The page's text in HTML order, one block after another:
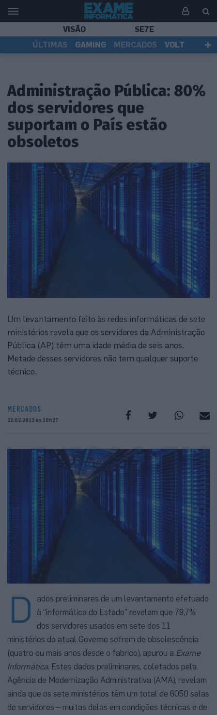
VISÃO
SE7E
ÚLTIMAS
GAMING MERCADOS
VOLT
Administração Pública: 80%
dos servidores que
suportam o País estão
obsoletos
Um levantamento feito às redes informáticas de sete
ministérios revela que os servidores da Administração
Pública (AP) têm uma idade média de seis anos.
Metade desses servidores não tem qualquer suporte
técnico.
MERCADOS
22.02.2013 às 10h27
D
ados preliminares de um levantamento efetuado
à “informática do Estado” revelam que 79,7%
dos servidores usados em sete dos 11
ministérios do atual Governo sofrem de obsolescência
(quatro ou mais anos desde o fabrico), apurou a Exame
Informática. Estes dados preliminares, coletados pela
Agência de Modernização Administrativa (AMA), revelam
ainda que os sete ministérios têm um total de 6050 salas
de servidores – muitas delas em condições técnicas e de